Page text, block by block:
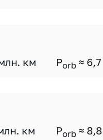
км Porb ≈ 6,7
км Porb ≈ 8,8